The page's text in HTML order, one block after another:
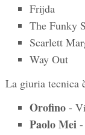
Frijda
The Funky
Scarlett
Way Out
La giuria tecnica
Orofino-
Paolo Mei